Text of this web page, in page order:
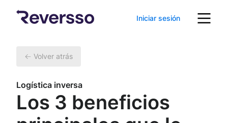
Iniciar sesión
Volver atrás
Logística inversa
Los 3 beneficios